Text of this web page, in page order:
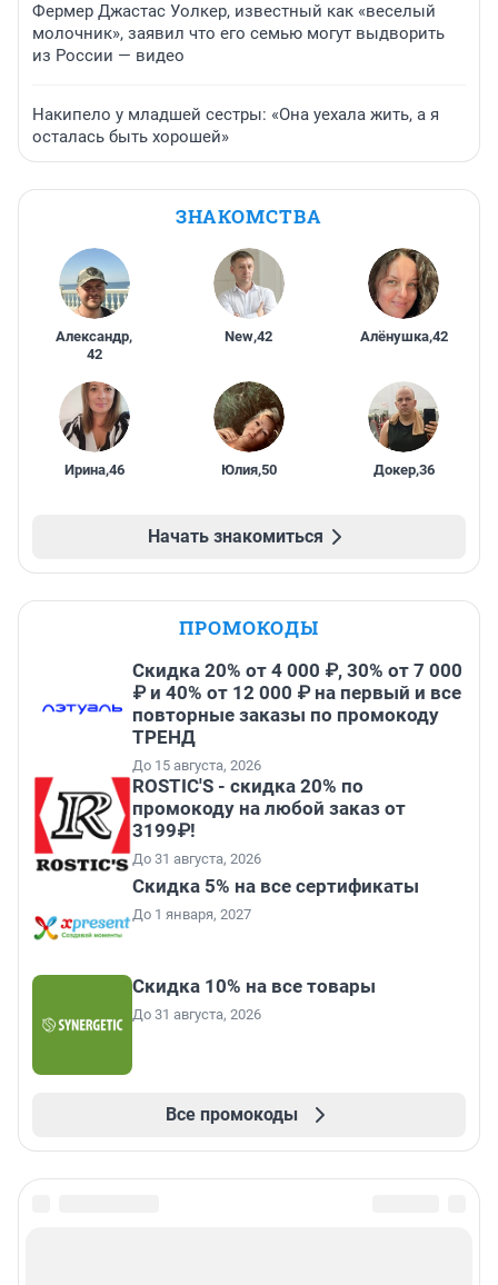
Фермер Джастас Уолкер, известный как «веселый
молочник», заявил что его семью могут выдворить
из России — видео
Накипело у младшей сестры: «Она уехала жить, а я
осталась быть хорошей»
ЗНАКОМСТВА
Александр,
42
New,42 Алёнушка,42
Ирина,46 Юлия,50 Докер,36
Начать знакомиться
ПРОМОКОДЫ
Скидка 20% от 4 000 ₽, 30% от 7 000
₽ и 40% от 12 000 ₽ на первый и все
повторные заказы по промокоду
ТРЕНД
До 15 августа, 2026
ROSTIC'S - скидка 20% по
промокоду на любой заказ от
3199₽!
До 31 августа, 2026
Скидка 5% на все сертификаты
До 1 января, 2027
Скидка 10% на все товары
До 31 августа, 2026
Все промокоды